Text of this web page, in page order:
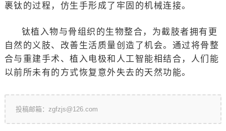
裹钛的过程，仿生手形成了牢固的机械连接。
钛植入物与骨组织的生物整合，为截肢者拥有更
自然的义肢、改善生活质量创造了机会。通过将骨整
合与重建手术、植入电极和人工智能相结合，人们能
以前所未有的方式恢复意外失去的天然功能。
投稿邮箱：zgfzjs@126.com